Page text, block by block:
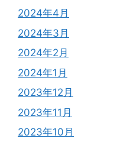
2024年4月
2024年3月
2024年2月
2024年1月
2023年12月
2023年11月
2023年10月